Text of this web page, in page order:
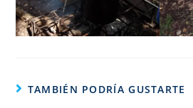
TAMBIÉN PODRÍA GUSTARTE